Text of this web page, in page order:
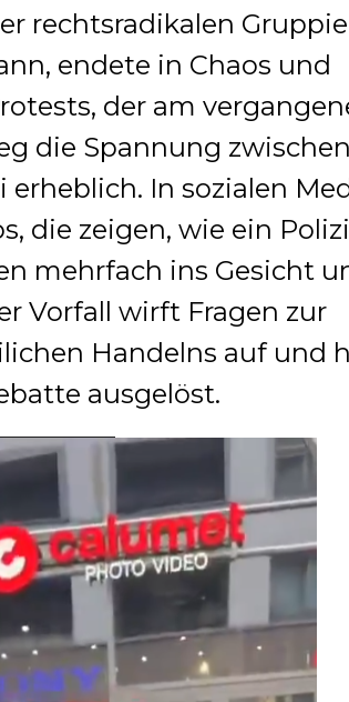
rechtsradikalen
endete in Chaos und
der am
die Spannung zwischen
In sozialen
die zeigen, wie ein
mehrfach ins Gesicht
Vorfall wirft Fragen zur
Handelns auf und
ausgelöst.